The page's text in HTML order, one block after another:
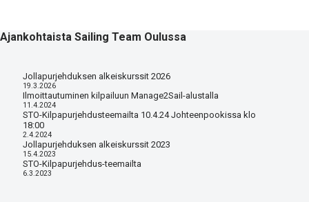
Ajankohtaista Sailing Team Oulussa
Jollapurjehduksen alkeiskurssit 2026
19.3.2026
Ilmoittautuminen kilpailuun Manage2Sail-alustalla
11.4.2024
STO-Kilpapurjehdusteemailta 10.4.24 Johteenpookissa klo
18:00
2.4.2024
Jollapurjehduksen alkeiskurssit 2023
15.4.2023
STO-Kilpapurjehdus-teemailta
6.3.2023